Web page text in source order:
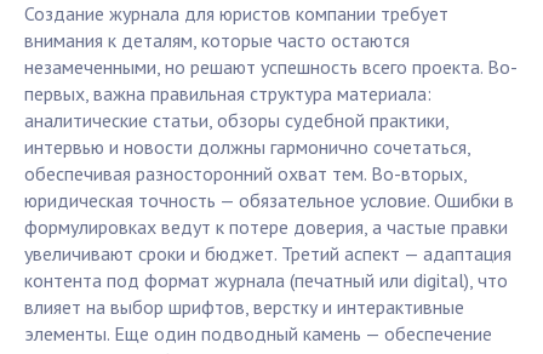
Создание журнала для юристов компании требует
внимания к деталям, которые часто остаются
незамеченными, но решают успешность всего проекта. Во-
первых, важна правильная структура материала:
аналитические статьи, обзоры судебной практики,
интервью и новости должны гармонично сочетаться,
обеспечивая разносторонний охват тем. Во-вторых,
юридическая точность — обязательное условие. Ошибки в
формулировках ведут к потере доверия, а частые правки
увеличивают сроки и бюджет. Третий аспект — адаптация
контента под формат журнала (печатный или digital), что
влияет на выбор шрифтов, верстку и интерактивные
элементы. Еще один подводный камень — обеспечение